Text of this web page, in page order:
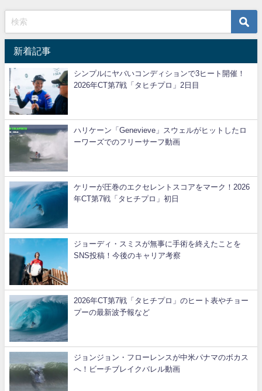
新着記事
シンプルにヤバいコンディションで3ヒート開催！
2026年CT第7戦「タヒチプロ」2日目
ハリケーン「Genevieve」スウェルがヒットしたロ
ーワーズでのフリーサーフ動画
ケリーが圧巻のエクセレントスコアをマーク！2026
年CT第7戦「タヒチプロ」初日
ジョーディ・スミスが無事に手術を終えたことを
SNS投稿！今後のキャリア考察
2026年CT第7戦「タヒチプロ」のヒート表やチョー
プーの最新波予報など
ジョンジョン・フローレンスが中米パナマのボカス
へ！ビーチブレイクバレル動画